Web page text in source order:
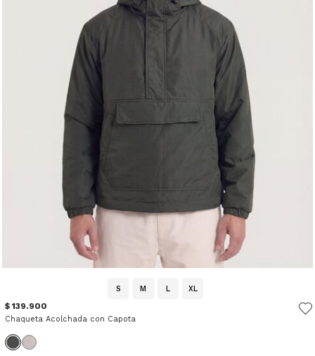
S M L XL
$ 139.900
Chaqueta Acolchada con Capota